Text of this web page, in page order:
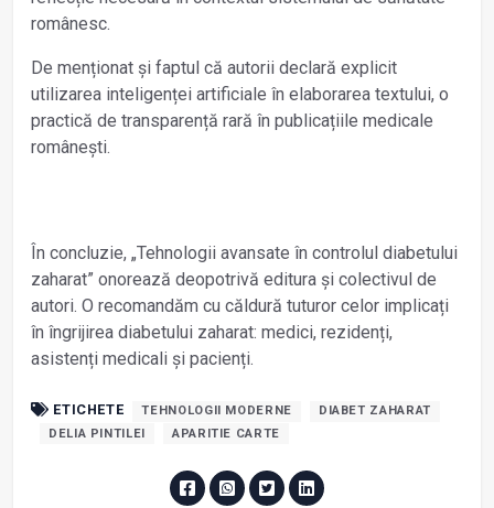
românesc.
De menționat și faptul că autorii declară explicit
utilizarea inteligenței artificiale în elaborarea textului, o
practică de transparență rară în publicațiile medicale
românești.
În concluzie, „Tehnologii avansate în controlul diabetului
zaharat” onorează deopotrivă editura și colectivul de
autori. O recomandăm cu căldură tuturor celor implicați
în îngrijirea diabetului zaharat: medici, rezidenți,
asistenți medicali și pacienți.
ETICHETE TEHNOLOGII MODERNE
DIABET ZAHARAT
DELIA PINTILEI
APARITIE CARTE